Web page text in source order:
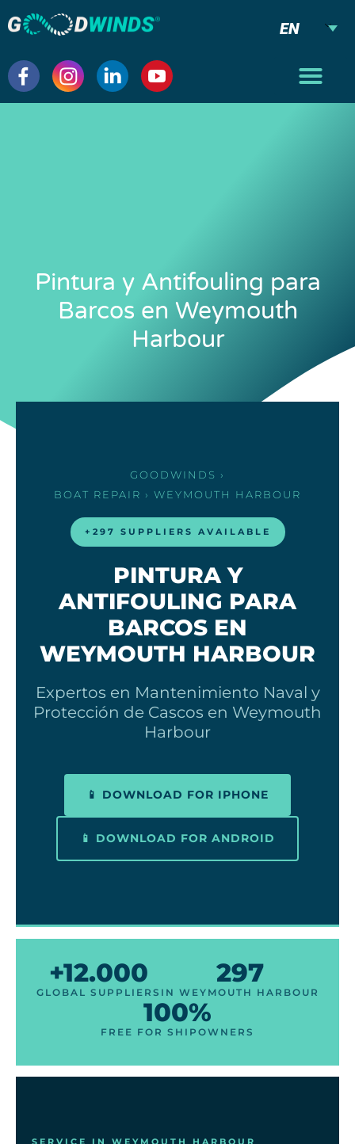
EN
Pintura y Antifouling para
Barcos en Weymouth
Harbour
GOODWINDS ›
BOAT REPAIR › WEYMOUTH HARBOUR
+297 SUPPLIERS AVAILABLE
PINTURA Y
ANTIFOULING PARA
BARCOS EN
WEYMOUTH HARBOUR
Expertos en Mantenimiento Naval y
Protección de Cascos en Weymouth
Harbour
📱 DOWNLOAD FOR IPHONE
📱 DOWNLOAD FOR ANDROID
+12.000
GLOBAL SUPPLIERS
297
IN WEYMOUTH HARBOUR
100%
FREE FOR SHIPOWNERS
SERVICE IN WEYMOUTH HARBOUR